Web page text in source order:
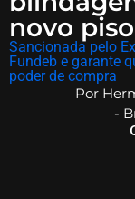
novo
​Sancionada pelo
Fundeb e garante
poder de compra
Por
-